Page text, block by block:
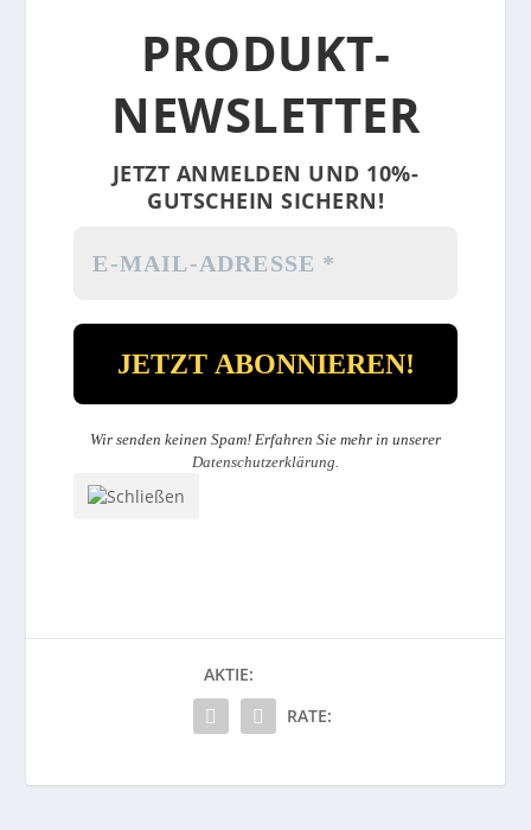
PRODUKT-
NEWSLETTER
JETZT ANMELDEN UND 10%-
GUTSCHEIN SICHERN!
Wir senden keinen Spam! Erfahren Sie mehr in unserer
Datenschutzerklärung
AKTIE:
RATE: